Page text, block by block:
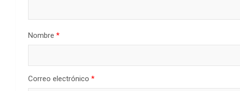
Nombre *
Correo electrónico *